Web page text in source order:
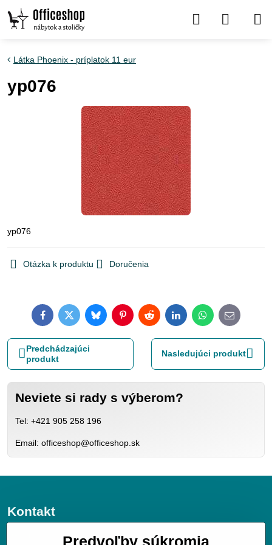
Látka Phoenix - príplatok 11 eur
yp076
yp076
Otázka k produktu Doručenia
FacebookTwitterBlueskyPinterestRedditLinkedInWhatsApp
E-
mail
Predchádzajúci
produkt
Nasledujúci produkt
Neviete si rady s výberom?
Tel: +421 905 258 196
Email: officeshop@officeshop.sk
Kontakt
JGV trade s.r.o.Predvoľby súkromia